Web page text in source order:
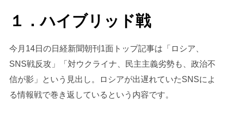
１．ハイブリッド戦
今月14日の日経新聞朝刊1面トップ記事は「ロシア、
SNS戦反攻」「対ウクライナ、民主主義劣勢も、政治不
信が影」という見出し。ロシアが出遅れていたSNSによ
る情報戦で巻き返しているという内容です。